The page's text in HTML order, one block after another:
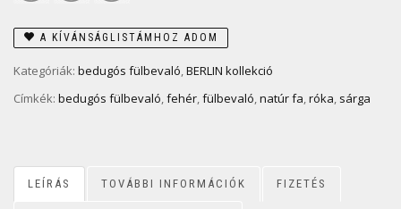
A KÍVÁNSÁGLISTÁMHOZ ADOM
Kategóriák: bedugós fülbevaló,BERLIN kollekció
Címkék: bedugós fülbevaló fehér fülbevaló natúr fa róka sárga
LEÍRÁS TOVÁBBI INFORMÁCIÓK FIZETÉS